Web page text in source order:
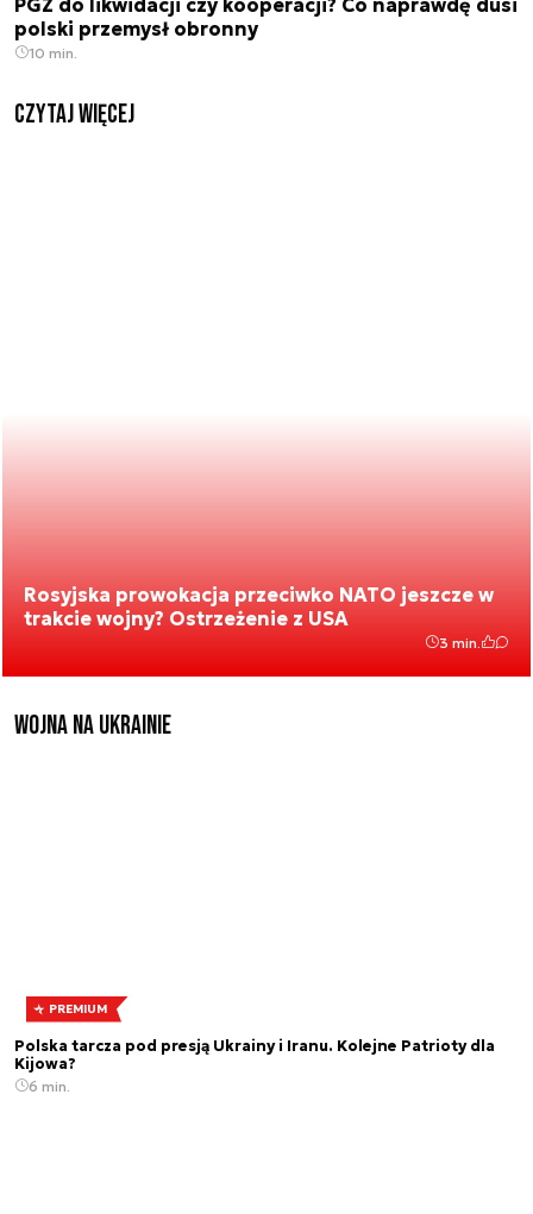
polski przemysł obronny
10 min.
czytaj więcej
Rosyjska prowokacja przeciwko NATO jeszcze w
trakcie wojny? Ostrzeżenie z USA
3 min.
Wojna na Ukrainie
PREMIUM
Polska tarcza pod presją Ukrainy i Iranu. Kolejne Patrioty dla
Kijowa?
6 min.